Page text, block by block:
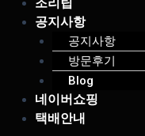
공지사항
공지사항
방문후기
Blog
네이버쇼핑
택배안내